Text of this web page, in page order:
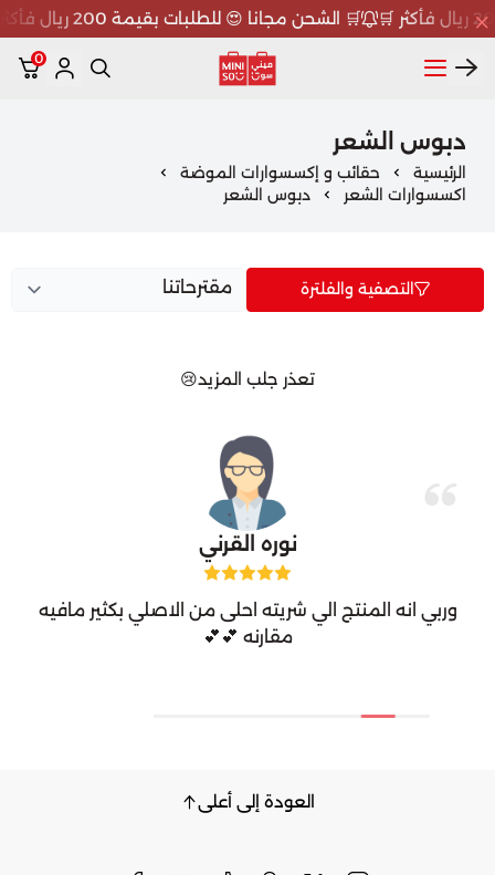
🛒 الشحن مجانا 😍 للطلبات بقيمة 200 ريال فأكثر 🛒
ميني سو MINISO
0
دبوس الشعر
الرئيسية
حقائب و إكسسوارات الموضة
اكسسوارات الشعر
دبوس الشعر
التصفية والفلترة
تعذر جلب المزيد😢
نوره القرني
وربي انه المنتج الي شريته احلى من الاصلي بكثير مافيه
مقارنه 💕💕
العودة إلى أعلى